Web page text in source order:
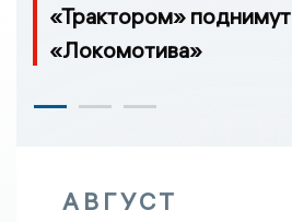
«Трактором» поднимут
«Локомотива»
АВГУСТ